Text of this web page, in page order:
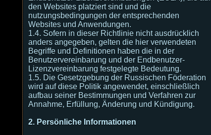
den Websites platziert sind und die
nutzungsbedingungen der entsprechenden
Websites und Anwendungen.
1.4. Sofern in dieser Richtlinie nicht ausdrücklich
anders angegeben, gelten die hier verwendeten
Begriffe und Definitionen haben die in der
Benutzervereinbarung und der Endbenutzer-
Lizenzvereinbarung festgelegte Bedeutung.
1.5. Die Gesetzgebung der Russischen Föderation
wird auf diese Politik angewendet, einschließlich
aufbau seiner Bestimmungen und Verfahren zur
Annahme, Erfüllung, Änderung und Kündigung.
2. Persönliche Informationen